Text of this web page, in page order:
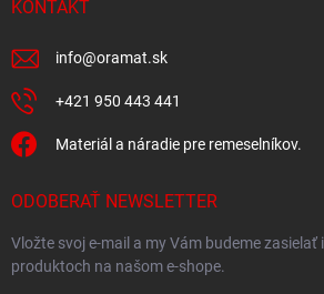
KONTAKT
info@oramat.sk
+421 950 443 441
Materiál a náradie pre remeselníkov.
ODOBERAŤ NEWSLETTER
Vložte svoj e-mail a my Vám budeme
produktoch na našom e-shope.